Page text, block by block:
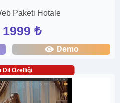
Paketi Hotale
1999 ₺
Demo
Dil Özelliği